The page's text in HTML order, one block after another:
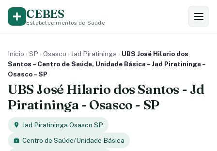
CEBES
Estabelecimentos de Saúde
Início › SP › Osasco › Jad Piratininga › UBS José Hilario dos
Santos – Centro de Saúde, Unidade Básica – Jad Piratininga –
Osasco – SP
UBS José Hilario dos Santos - Jd
Piratininga - Osasco - SP
Jad Piratininga·Osasco·SP
Centro de Saúde/Unidade Básica